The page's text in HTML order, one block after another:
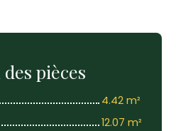
des pièces
4.42 m²
12.07 m²